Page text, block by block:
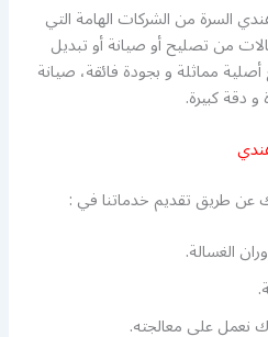
السرة من الشركات الهامة التي
من تصليح أو صيانة أو تبديل
مماثلة و بجودة فائقة، صيانة
دقة كبيرة.
عن طريق تقديم خدماتنا في :
الغسالة.
نعمل على معالجته.